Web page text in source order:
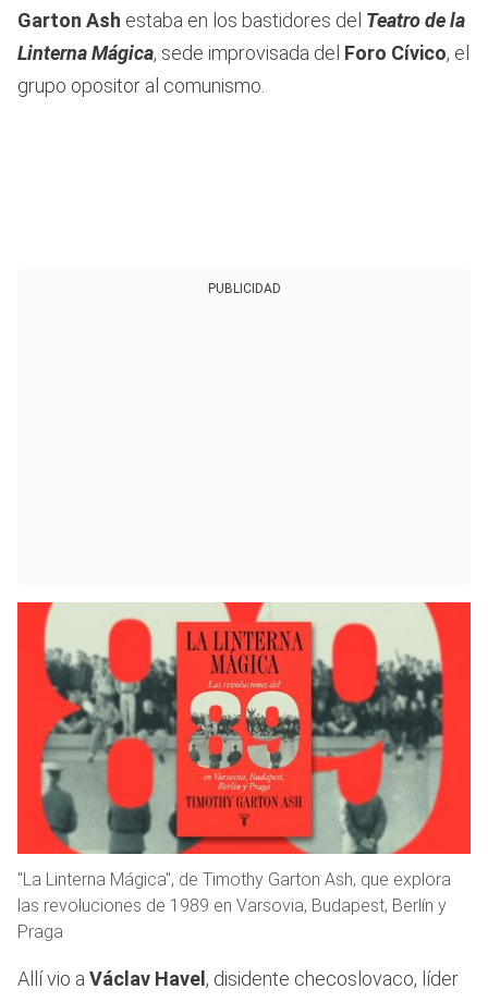
Garton Ash estaba en los bastidores del Teatro de la
Linterna Mágica, sede improvisada del Foro Cívico, el
grupo opositor al comunismo.
PUBLICIDAD
"La Linterna Mágica", de Timothy Garton Ash, que explora
las revoluciones de 1989 en Varsovia, Budapest, Berlín y
Praga
Allí vio a Václav Havel , disidente checoslovaco, líder